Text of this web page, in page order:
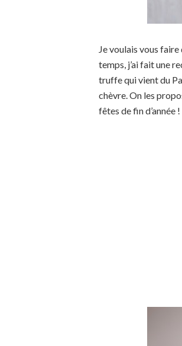
Je voulais vous
temps, j’ai fait une
truffe qui vient du
chèvre. On les
fêtes de fin d’année !